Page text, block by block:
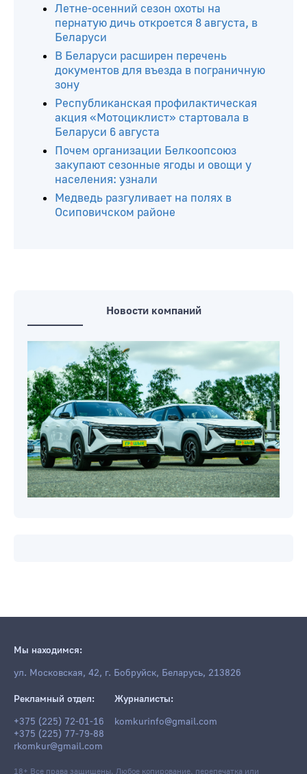
Летне-осенний сезон охоты на
пернатую дичь откроется 8 августа, в
Беларуси
В Беларуси расширен перечень
документов для въезда в пограничную
зону
Республиканская профилактическая
акция «Мотоциклист» стартовала в
Беларуси 6 августа
Почем организации Белкоопсоюз
закупают сезонные ягоды и овощи у
населения: узнали
Медведь разгуливает на полях в
Осиповичском районе
Новости компаний
Мы находимся:
ул. Московская, 42, г. Бобруйск, Беларусь, 213826
Рекламный отдел:
+375 (225) 72-01-16
+375 (225) 77-79-88
rkomkur@gmail.com
Журналисты:
komkurinfo@gmail.com
18+ Все права защищены. Любое копирование, перепечатка или